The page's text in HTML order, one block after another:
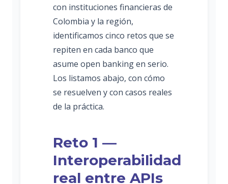
con instituciones financieras de
Colombia y la región,
identificamos cinco retos que se
repiten en cada banco que
asume open banking en serio.
Los listamos abajo, con cómo
se resuelven y con casos reales
de la práctica.
Reto 1 —
Interoperabilidad
real entre APIs